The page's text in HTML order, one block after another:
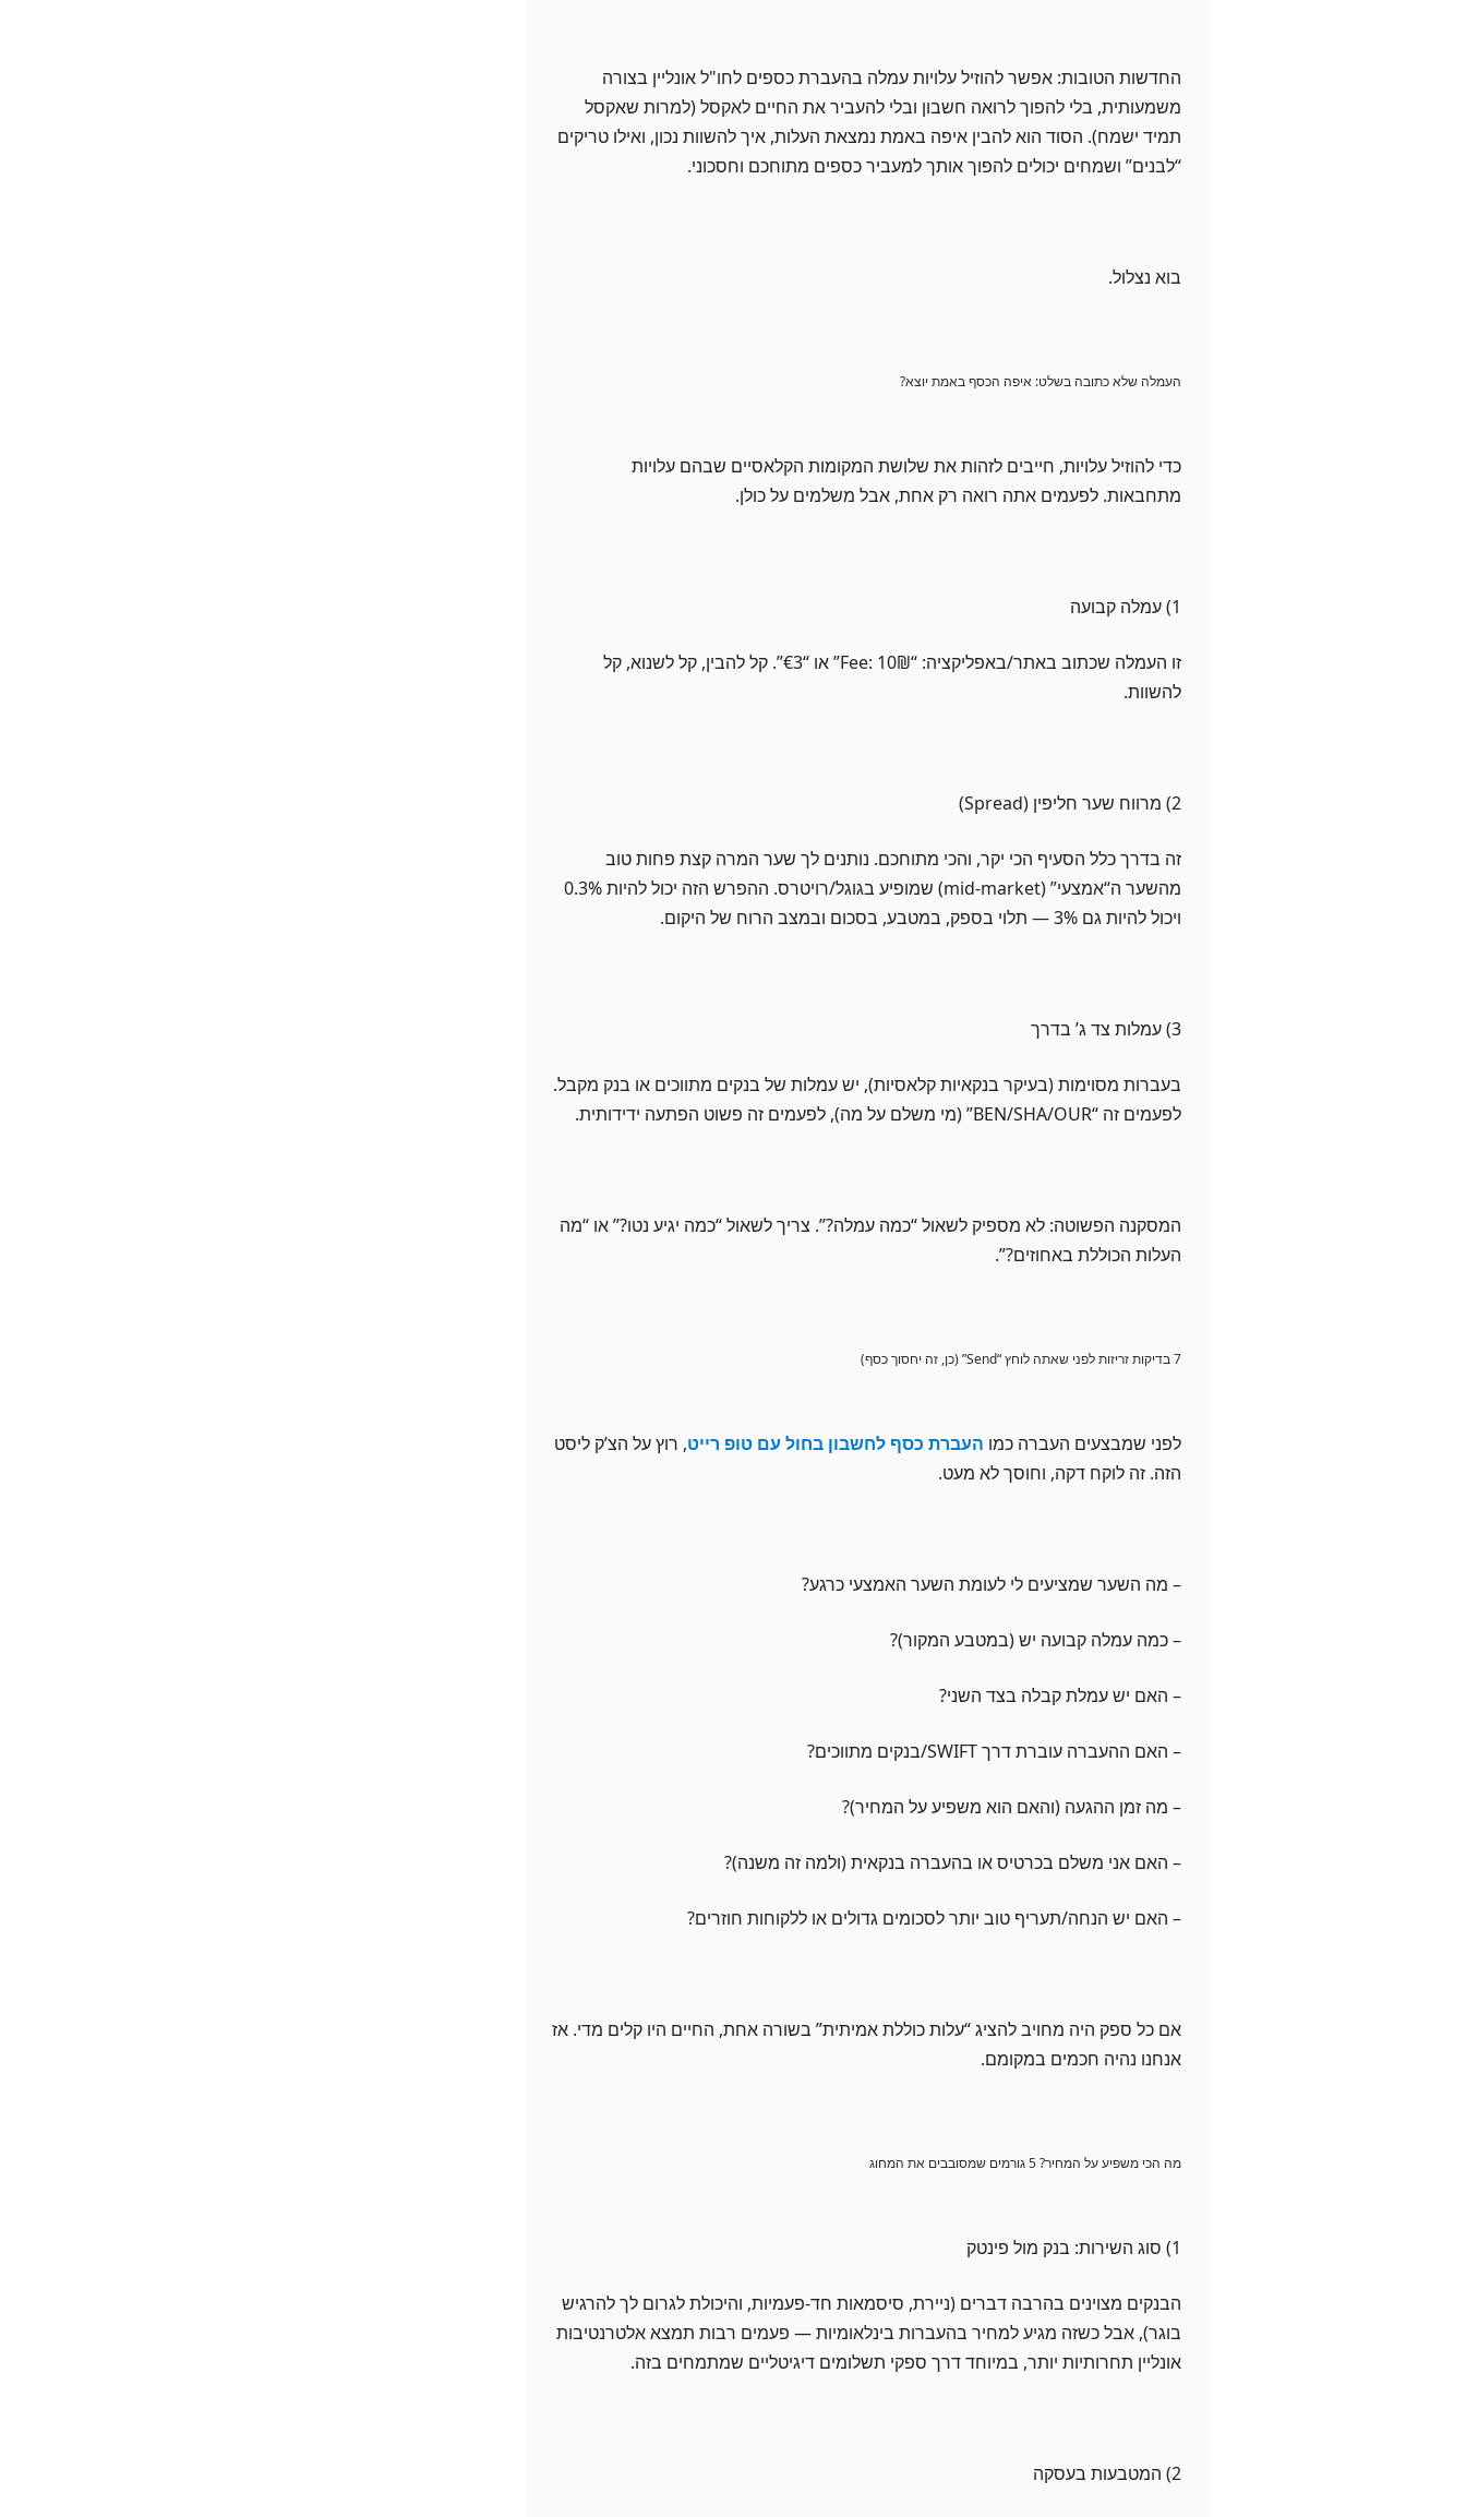
החדשות הטובות: אפשר להוזיל עלויות עמלה בהעברת כספים לחו"ל אונליין בצורה
משמעותית, בלי להפוך לרואה חשבון ובלי להעביר את החיים לאקסל (למרות שאקסל
תמיד ישמח). הסוד הוא להבין איפה באמת נמצאת העלות, איך להשוות נכון, ואילו טריקים
“לבנים” ושמחים יכולים להפוך אותך למעביר כספים מתוחכם וחסכוני.
בוא נצלול.
העמלה שלא כתובה בשלט: איפה הכסף באמת יוצא?
כדי להוזיל עלויות, חייבים לזהות את שלושת המקומות הקלאסיים שבהם עלויות
מתחבאות. לפעמים אתה רואה רק אחת, אבל משלמים על כולן.
1) עמלה קבועה
זו העמלה שכתוב באתר/באפליקציה: “Fee: 10₪” או “€3”. קל להבין, קל לשנוא, קל
להשוות.
2) מרווח שער חליפין (Spread)
זה בדרך כלל הסעיף הכי יקר, והכי מתוחכם. נותנים לך שער המרה קצת פחות טוב
מהשער ה“אמצעי” (mid-market) שמופיע בגוגל/רויטרס. ההפרש הזה יכול להיות 0.3%
ויכול להיות גם 3% — תלוי בספק, במטבע, בסכום ובמצב הרוח של היקום.
3) עמלות צד ג’ בדרך
בעברות מסוימות (בעיקר בנקאיות קלאסיות), יש עמלות של בנקים מתווכים או בנק מקבל.
לפעמים זה “BEN/SHA/OUR” (מי משלם על מה), לפעמים זה פשוט הפתעה ידידותית.
המסקנה הפשוטה: לא מספיק לשאול “כמה עמלה?”. צריך לשאול “כמה יגיע נטו?” או “מה
העלות הכוללת באחוזים?”.
7 בדיקות זריזות לפני שאתה לוחץ “Send” (כן, זה יחסוך כסף)
לפני שמבצעים העברה כמו העברת כסף לחשבון בחול עם טופ רייט, רוץ על הצ’ק ליסט
הזה. זה לוקח דקה, וחוסך לא מעט.
– מה השער שמציעים לי לעומת השער האמצעי כרגע?
– כמה עמלה קבועה יש (במטבע המקור)?
– האם יש עמלת קבלה בצד השני?
– האם ההעברה עוברת דרך SWIFT/בנקים מתווכים?
– מה זמן ההגעה (והאם הוא משפיע על המחיר)?
– האם אני משלם בכרטיס או בהעברה בנקאית (ולמה זה משנה)?
– האם יש הנחה/תעריף טוב יותר לסכומים גדולים או ללקוחות חוזרים?
אם כל ספק היה מחויב להציג “עלות כוללת אמיתית” בשורה אחת, החיים היו קלים מדי. אז
אנחנו נהיה חכמים במקומם.
מה הכי משפיע על המחיר? 5 גורמים שמסובבים את המחוג
1) סוג השירות: בנק מול פינטק
הבנקים מצוינים בהרבה דברים (ניירת, סיסמאות חד-פעמיות, והיכולת לגרום לך להרגיש
בוגר), אבל כשזה מגיע למחיר בהעברות בינלאומיות — פעמים רבות תמצא אלטרנטיבות
אונליין תחרותיות יותר, במיוחד דרך ספקי תשלומים דיגיטליים שמתמחים בזה.
2) המטבעות בעסקה